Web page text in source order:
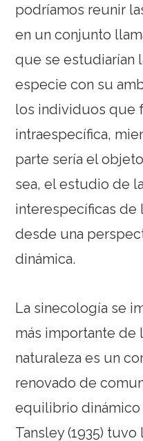
podríamos reunir
en un conjunto
que se estudiarían
especie con su
los individuos que
intraespecífica,
parte sería el
sea, el estudio de
interespecíficas de
desde una
dinámica.
La sinecología se
más importante de
naturaleza es un
renovado de
equilibrio
Tansley (1935)